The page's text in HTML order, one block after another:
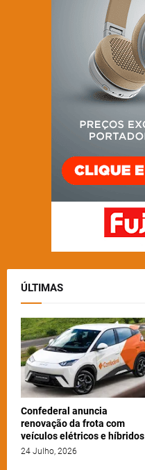
ÚLTIMAS
Confederal anuncia
renovação da frota com
veículos elétricos e híbridos
24 Julho, 2026